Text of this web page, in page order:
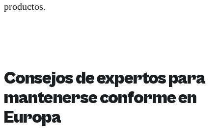
productos.
Consejos de expertos para
mantenerse conforme en
Europa